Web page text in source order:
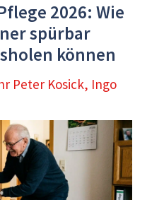
2026: Wie
spürbar
können
Peter Kosick, Ingo